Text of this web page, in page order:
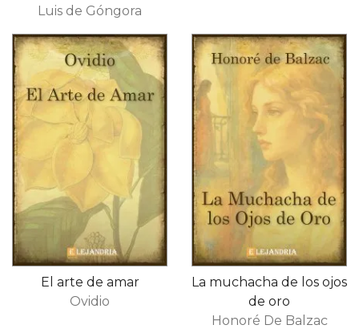
Luis de Góngora
El arte de amar
Ovidio
La muchacha de los ojos
de oro
Honoré De Balzac